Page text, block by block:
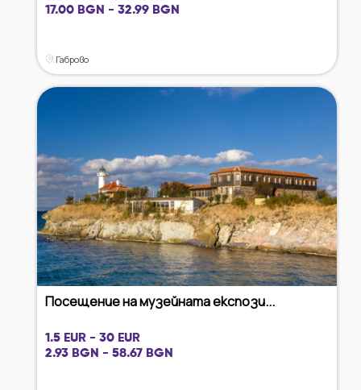
17.00 BGN - 32.99 BGN
Габрово
Посещение на музейната експози...
1.5 EUR - 30 EUR
2.93 BGN - 58.67 BGN